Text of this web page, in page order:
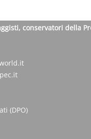
conservatori della
(DPO)